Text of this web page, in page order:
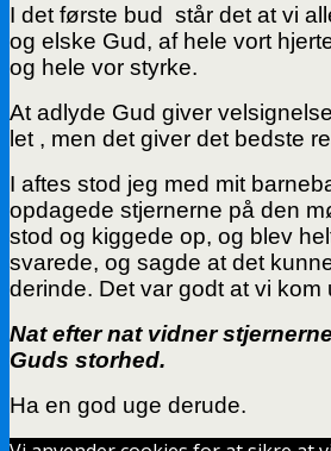
I det første bud står det at vi
og elske Gud, af hele vort
og hele vor styrke.
At adlyde Gud giver
let , men det giver det bedste
I aftes stod jeg med mit
opdagede stjernerne på den
stod og kiggede op, og blev
svarede, og sagde at det
derinde. Det var godt at vi
Nat efter nat vidner
Guds storhed.
Ha en god uge derude.